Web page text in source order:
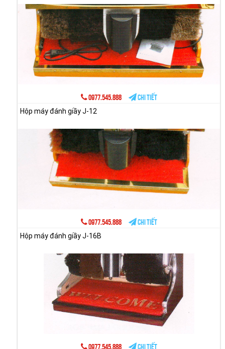
0977.545.888
Chi tiết
Hộp máy đánh giầy J-12
0977.545.888
Chi tiết
Hộp máy đánh giầy J-16B
0977.545.888 Chi tiết